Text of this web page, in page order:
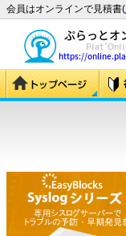
会員はオンラインで見積書(